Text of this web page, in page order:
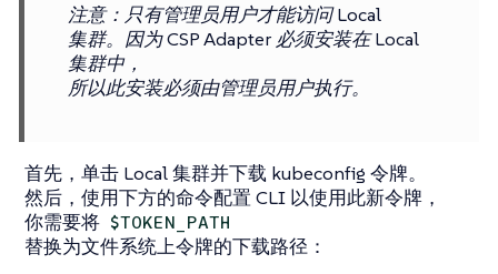
注意：只有管理员用户才能访问 Local
集群。因为 CSP Adapter 必须安装在 Local
集群中，
所以此安装必须由管理员用户执行。
首先，单击 Local 集群并下载 kubeconfig 令牌。
然后，使用下方的命令配置 CLI 以使用此新令牌，
你需要将 $TOKEN_PATH
替换为文件系统上令牌的下载路径：